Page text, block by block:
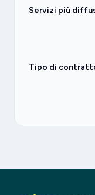
Servizi più
Tipo di